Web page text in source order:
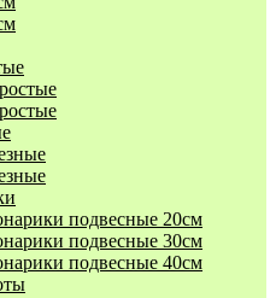
подвесные 20см
подвесные 30см
подвесные 40см